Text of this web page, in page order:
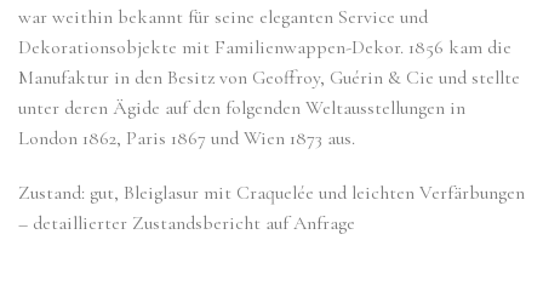
war weithin bekannt für seine eleganten Service und
Dekorationsobjekte mit Familienwappen-Dekor. 1856 kam die
Manufaktur in den Besitz von Geoffroy, Guérin & Cie und stellte
unter deren Ägide auf den folgenden Weltausstellungen in
London 1862, Paris 1867 und Wien 1873 aus.
Zustand: gut, Bleiglasur mit Craquelée und leichten Verfärbungen
– detaillierter Zustandsbericht auf Anfrage